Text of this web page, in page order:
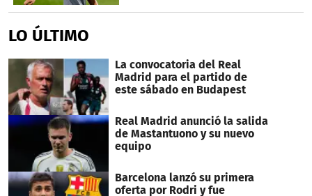
LO ÚLTIMO
La convocatoria del Real
Madrid para el partido de
este sábado en Budapest
Real Madrid anunció la salida
de Mastantuono y su nuevo
equipo
Barcelona lanzó su primera
oferta por Rodri y fue